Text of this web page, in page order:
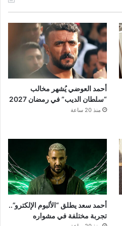
أحمد العوضي يُشهر مخالب
“سلطان الديب” في رمضان 2027
منذ 20 ساعة
أحمد سعد يطلق “الألبوم الإلكترو”..
تجربة مختلفة في مشواره